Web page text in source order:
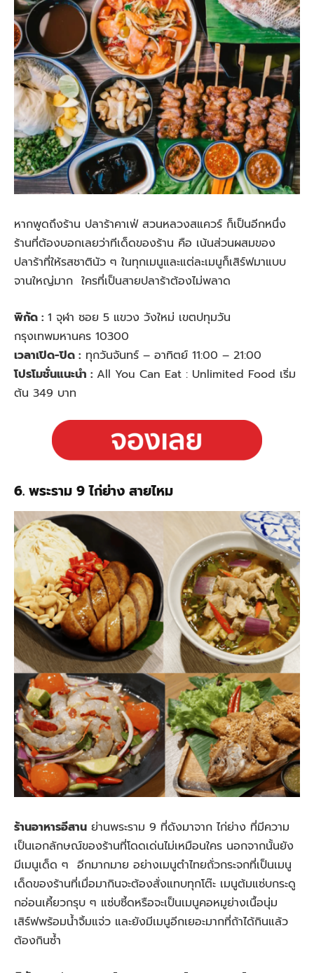
หากพูดถึงร้าน ปลาร้าคาเฟ่ สวนหลวงสแควร์ ก็เป็นอีกหนึ่ง
ร้านที่ต้องบอกเลยว่าทีเด็ดของร้าน คือ เน้นส่วนผสมของ
ปลาร้าที่ให้รสชาตินัว ๆ ในทุกเมนูและแต่ละเมนูก็เสิร์ฟมาแบบ
จานใหญ่มาก ใครที่เป็นสายปลาร้าต้องไม่พลาด
พิกัด : 1 จุฬา ซอย 5 แขวง วังใหม่ เขตปทุมวัน
กรุงเทพมหานคร 10300
เวลาเปิด-ปิด : ทุกวันจันทร์ – อาทิตย์ 11:00 – 21:00
โปรโมชั่นแนะนำ : All You Can Eat : Unlimited Food เริ่ม
ต้น 349 บาท
6. พระราม 9 ไก่ย่าง สายไหม
ร้านอาหารอีสาน ย่านพระราม 9 ที่ดังมาจาก ไก่ย่าง ที่มีความ
เป็นเอกลักษณ์ของร้านที่โดดเด่นไม่เหมือนใคร นอกจากนั้นยัง
มีเมนูเด็ด ๆ อีกมากมาย อย่างเมนูตำไทยถั่วกระจกที่เป็นเมนู
เด็ดของร้านที่เมื่อมากินจะต้องสั่งแทบทุกโต๊ะ เมนูต้มแซ่บกระดู
กอ่อนเคี้ยวกรุบ ๆ แซ่บซี้ดหรือจะเป็นเมนูคอหมูย่างเนื้อนุ่ม
เสิร์ฟพร้อมน้ำจิ้มแจ่ว และยังมีเมนูอีกเยอะมากที่ถ้าได้กินแล้ว
ต้องกินซ้ำ